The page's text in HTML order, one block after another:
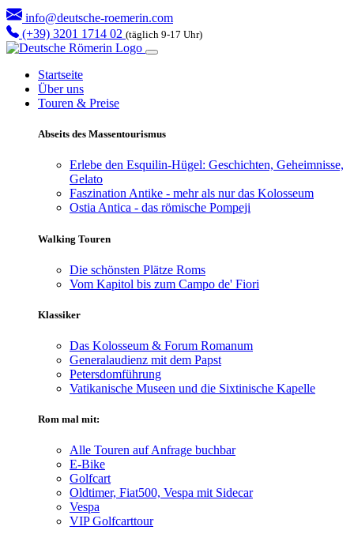
info@deutsche-roemerin.com
(+39) 3201 1714 02 (täglich 9-17 Uhr)
Startseite
Über uns
Touren & Preise
Abseits des Massentourismus
Erlebe den Esquilin-Hügel: Geschichten, Geheimnisse,
Gelato
Faszination Antike - mehr als nur das Kolosseum
Ostia Antica - das römische Pompeji
Walking Touren
Die schönsten Plätze Roms
Vom Kapitol bis zum Campo de' Fiori
Klassiker
Das Kolosseum & Forum Romanum
Generalaudienz mit dem Papst
Petersdomführung
Vatikanische Museen und die Sixtinische Kapelle
Rom mal mit:
Alle Touren auf Anfrage buchbar
E-Bike
Golfcart
Oldtimer, Fiat500, Vespa mit Sidecar
Vespa
VIP Golfcarttour